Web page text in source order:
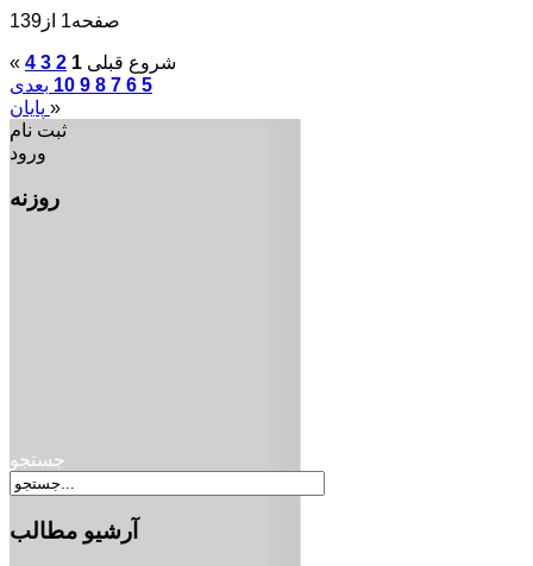
صفحه1 از139
« شروع قبلی 1
2
3
4
5
6
7
8
9
10 بعدی
»
ثبت نام
ورود
روزنه
جستجو
آرشیو مطالب